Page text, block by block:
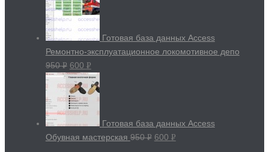
Готовая база данных Access
Ремонтно-эксплуатационное локомотивное депо
950Р
УБ.
600 Р
УБ.
Готовая база данных Access
Обувная мастерская 950Р 600 Р